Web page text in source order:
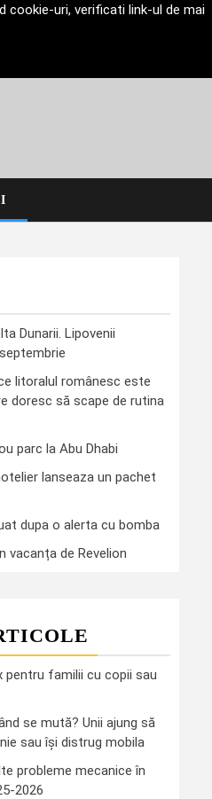
cookie-uri, verificati link-ul de mai
Dunarii. Lipovenii
litoralul românesc este
doresc să scape de rutina
parc la Abu Dhabi
lanseaza un pachet
dupa o alerta cu bomba
vacanța de Revelion
familii cu copii sau
se mută? Unii ajung să
sau îşi distrug mobila
probleme mecanice în
2026